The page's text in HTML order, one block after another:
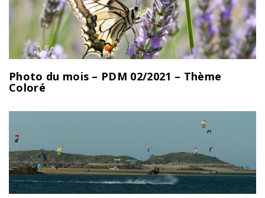
Photo du mois – PDM 02/2021 – Thème
Coloré